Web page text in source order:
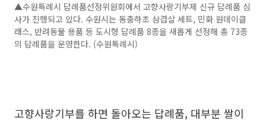
▲수원특례시 답례품선정위원회에서 고향사랑기부제 신규 답례품 심
사가 진행되고 있다. 수원시는 동충하초 삼겹살 세트, 민화 원데이클
래스, 반려동물 용품 등 도시형 답례품 8종을 새롭게 선정해 총 73종
의 답례품을 운영한다. (수원특례시)
고향사랑기부를 하면 돌아오는 답례품, 대부분 쌀이